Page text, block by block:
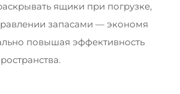
ящики при погрузке,
запасами — экономя
повышая эффективность